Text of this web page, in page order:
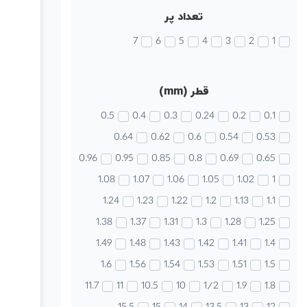
تعداد پر
1
2
3
4
5
6
7
قطر (mm)
0.1
0.2
0.24
0.3
0.4
0.5
0.53
0.54
0.6
0.62
0.64
0.65
0.69
0.8
0.85
0.95
0.96
1
1.02
1.05
1.06
1.07
1.08
1.1
1.13
1.2
1.22
1.23
1.24
1.25
1.28
1.3
1.31
1.37
1.38
1.4
1.41
1.42
1.43
1.48
1.49
1.5
1.51
1.53
1.54
1.56
1.6
1.8
1.9
1/2
10
10.5
11
11.7